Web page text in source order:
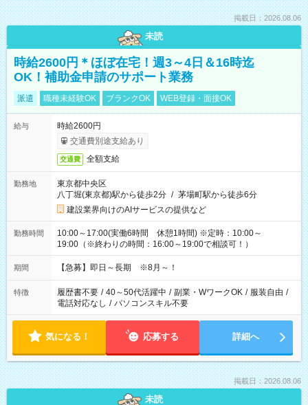
掲載日：2026.08.06
未読
時給2600円＊ほぼ在宅！週3～4日＆16時迄
OK！補助金申請のサポート業務
派遣 職種未経験OK ブランクOK WEB登録・面接OK
給与
時給2600円
交通費別途支給あり
交通費 全額支給
勤務地
東京都中央区
八丁堀(東京都)駅から徒歩2分 / 茅場町駅から徒歩6分
建設業界向けのAIサービスの提供など
勤務時間
10:00～17:00(実働6時間 休憩1時間) ※定時：10:00～
19:00（※終わりの時間：16:00～19:00で相談可！）
期間 【急募】即日～長期 ※8月～！
特徴 履歴書不要 / 40～50代活躍中 / 副業・WワークOK / 服装自由 /
電話対応なし / パソコンスキル不要
気になる！ 応募する 詳細へ
掲載日：2026.08.06
未読